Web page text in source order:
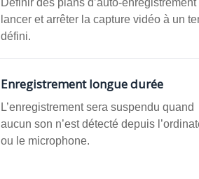
Définir des plans d’auto-enregistrement
lancer et arrêter la capture vidéo à un
défini.
Enregistrement longue durée
L’enregistrement sera suspendu quand
aucun son n’est détecté depuis
ou le microphone.